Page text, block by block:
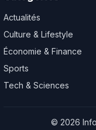
Actualités
Culture & Lifestyle
Économie & Finance
Sports
Tech & Sciences
© 2026